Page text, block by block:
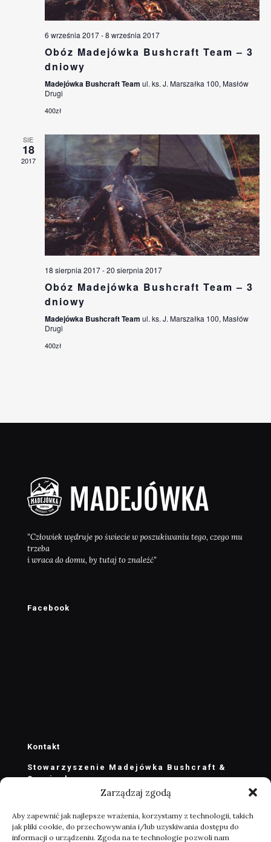
Zarządzaj zgodą
Aby zapewnić jak najlepsze wrażenia, korzystamy z technologii, takich
jak pliki cookie, do przechowywania i/lub uzyskiwania dostępu do
informacji o urządzeniu. Zgoda na te technologie pozwoli nam
6 września 2017-8 września 2017
Obóz Madejówka Bushcraft Team – 3
dniowy
Madejówka Bushcraft Team ul. ks. J. Marszałka 100, Masłów
Drugi
400zł
SIE
18
2017
18 sierpnia 2017-20 sierpnia 2017
Obóz Madejówka Bushcraft Team – 3
dniowy
Madejówka Bushcraft Team ul. ks. J. Marszałka 100, Masłów
Drugi
400zł
"Człowiek wędruje po świecie w poszukiwaniu tego, czego mu
trzeba
i wraca do domu, by tutaj to znaleźć"
Facebook
Kontakt
Stowarzyszenie Madejówka Bushcraft &
Survival
stowarzyszenie@madejowka.com
zarzad@madejowka.com
Masłów Drugi ul. ks. J. Marszałka 100